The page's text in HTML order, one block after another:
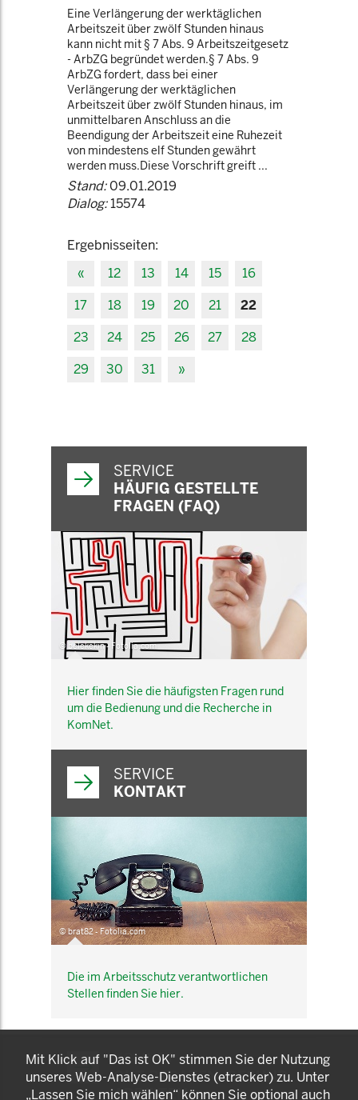
Eine Verlängerung der werktäglichen
Arbeitszeit über zwölf Stunden hinaus
kann nicht mit § 7 Abs. 9 Arbeitszeitgesetz
- ArbZG begründet werden.§ 7 Abs. 9
ArbZG fordert, dass bei einer
Verlängerung der werktäglichen
Arbeitszeit über zwölf Stunden hinaus, im
unmittelbaren Anschluss an die
Beendigung der Arbeitszeit eine Ruhezeit
von mindestens elf Stunden gewährt
werden muss.Diese Vorschrift greift ...
Stand:09.01.2019
Dialog:15574
Ergebnisseiten:
«
12 13 14 15
16
17
18 19 20 21
22
23
24 25 26 27
28
29
30 31 »
SERVICE
HÄUFIG GESTELLTE
FRAGEN (FAQ)
© belekekin - Fotolia.com
Hier finden Sie die häufigsten Fragen rund
um die Bedienung und die Recherche in
KomNet.
SERVICE
KONTAKT
© brat82 - Fotolia.com
Die im Arbeitsschutz verantwortlichen
Stellen finden Sie hier.
KOMNET
GUT BERATEN. GESUND
ARBEITEN.
Mit Klick auf "Das ist OK" stimmen Sie der Nutzung
unseres Web-Analyse-Dienstes (etracker) zu. Unter
„Lassen Sie mich wählen“ können Sie optional auch